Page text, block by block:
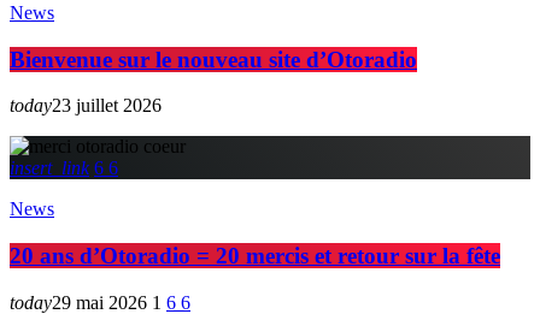
News
Bienvenue sur le nouveau site d’Otoradio
today23 juillet 2026
insert_link 6 6
News
20 ans d’Otoradio = 20 mercis et retour sur la fête
today29 mai 2026 1 6 6